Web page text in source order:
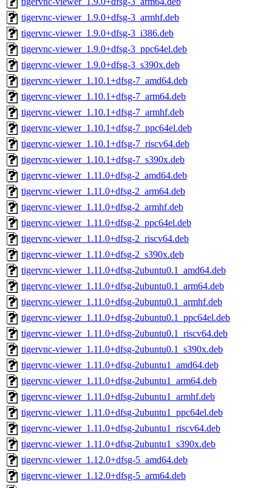
tigervnc-viewer_1.9.0+dfsg-3_armhf.deb
tigervnc-viewer_1.9.0+dfsg-3_i386.deb
tigervnc-viewer_1.9.0+dfsg-3_ppc64el.deb
tigervnc-viewer_1.9.0+dfsg-3_s390x.deb
tigervnc-viewer_1.10.1+dfsg-7_amd64.deb
tigervnc-viewer_1.10.1+dfsg-7_arm64.deb
tigervnc-viewer_1.10.1+dfsg-7_armhf.deb
tigervnc-viewer_1.10.1+dfsg-7_ppc64el.deb
tigervnc-viewer_1.10.1+dfsg-7_riscv64.deb
tigervnc-viewer_1.10.1+dfsg-7_s390x.deb
tigervnc-viewer_1.11.0+dfsg-2_amd64.deb
tigervnc-viewer_1.11.0+dfsg-2_arm64.deb
tigervnc-viewer_1.11.0+dfsg-2_armhf.deb
tigervnc-viewer_1.11.0+dfsg-2_ppc64el.deb
tigervnc-viewer_1.11.0+dfsg-2_riscv64.deb
tigervnc-viewer_1.11.0+dfsg-2_s390x.deb
tigervnc-viewer_1.11.0+dfsg-2ubuntu0.1_amd64.deb
tigervnc-viewer_1.11.0+dfsg-2ubuntu0.1_arm64.deb
tigervnc-viewer_1.11.0+dfsg-2ubuntu0.1_armhf.deb
tigervnc-viewer_1.11.0+dfsg-2ubuntu0.1_ppc64el.deb
tigervnc-viewer_1.11.0+dfsg-2ubuntu0.1_riscv64.deb
tigervnc-viewer_1.11.0+dfsg-2ubuntu0.1_s390x.deb
tigervnc-viewer_1.11.0+dfsg-2ubuntu1_amd64.deb
tigervnc-viewer_1.11.0+dfsg-2ubuntu1_arm64.deb
tigervnc-viewer_1.11.0+dfsg-2ubuntu1_armhf.deb
tigervnc-viewer_1.11.0+dfsg-2ubuntu1_ppc64el.deb
tigervnc-viewer_1.11.0+dfsg-2ubuntu1_riscv64.deb
tigervnc-viewer_1.11.0+dfsg-2ubuntu1_s390x.deb
tigervnc-viewer_1.12.0+dfsg-5_amd64.deb
tigervnc-viewer_1.12.0+dfsg-5_arm64.deb